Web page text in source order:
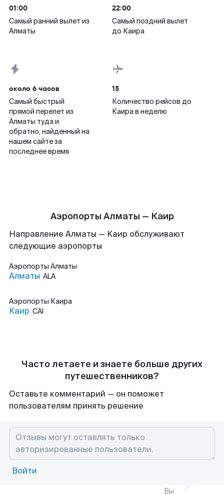
01:00
Самый ранний вылет из
Алматы
22:00
Самый поздний вылет
до Каира
около 6 часов
Самый быстрый
прямой перелет из
Алматы туда и
обратно, найденный на
нашем сайте за
последнее время
15
Количество рейсов до
Каира в неделю
Аэропорты Алматы — Каир
Направление Алматы — Каир обслуживают
следующие аэропорты
Аэропорты Алматы
Алматы ALA
Аэропорты Каира
Каир CAI
Часто летаете и знаете больше других
путешественников?
Оставьте комментарий — он поможет
пользователям принять решение
Войти
Вы